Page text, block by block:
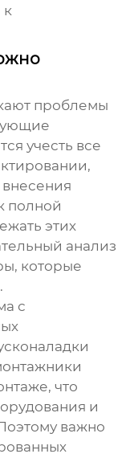
к
проблемы
учесть все
полной
этих
анализ
которые
с
что
и
важно